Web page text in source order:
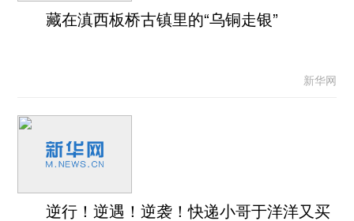
藏在滇西板桥古镇里的“乌铜走银”
新华网
逆行！逆遇！逆袭！快递小哥于洋洋又买